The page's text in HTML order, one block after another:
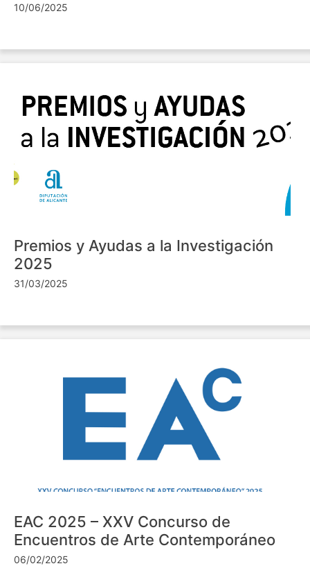
10/06/2025
Premios y Ayudas a la Investigación
2025
31/03/2025
EAC 2025 – XXV Concurso de
Encuentros de Arte Contemporáneo
06/02/2025